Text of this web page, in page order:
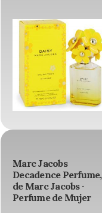
Marc Jacobs
Decadence Perfume,
de Marc Jacobs ·
Perfume de Mujer